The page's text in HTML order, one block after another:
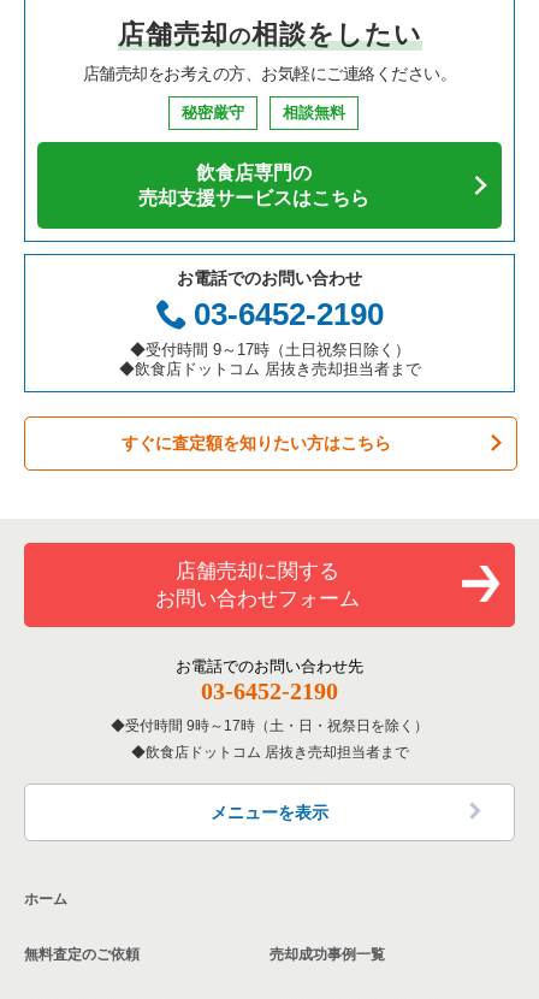
焼肉の居抜き売却物件の案件一覧
鉄板焼き・お好み焼の居抜き売却物件の案件一覧
カフェの居抜き売却物件の案件一覧
テイクアウトの居抜き売却物件の案件一覧
お弁当・惣菜・デリの居抜き売却物件の案件一覧
カラオケ・パブ・スナックの居抜き売却物件の案件一覧
バーの居抜き売却物件の案件一覧
居酒屋・ダイニングバーの居抜き売却物件の案件一覧
洋食の居抜き売却物件の案件一覧
その他の居抜き売却物件の案件一覧
大阪府の飲食店の居抜き売却物件の案件一覧
兵庫県の飲食店の居抜き売却物件の案件一覧
愛知県の飲食店の居抜き売却物件の案件一覧
岐阜県の飲食店の居抜き売却物件の案件一覧
三重県の飲食店の居抜き売却物件の案件一覧
堺市中区の飲食店の居抜き売却物件の案件一覧
大阪市西区の飲食店の居抜き売却物件の案件一覧
大阪市福島区の飲食店の居抜き売却物件の案件一覧
豊中市の飲食店の居抜き売却物件の案件一覧
大阪市都島区の飲食店の居抜き売却物件の案件一覧
大阪市阿倍野区の飲食店の居抜き売却物件の案件一覧
東大阪市の飲食店の居抜き売却物件の案件一覧
吹田市の飲食店の居抜き売却物件の案件一覧
大阪市東住吉区の飲食店の居抜き売却物件の案件一覧
門真市の飲食店の居抜き売却物件の案件一覧
大阪市天王寺区の飲食店の居抜き売却物件の案件一覧
高石市の飲食店の居抜き売却物件の案件一覧
大阪市鶴見区の飲食店の居抜き売却物件の案件一覧
大阪府の中華の居抜き売却物件の案件一覧
大阪府のそば・うどんの居抜き売却物件の案件一覧
大阪府の焼肉の居抜き売却物件の案件一覧
大阪府の鉄板焼き・お好み焼の居抜き売却物件の案件一覧
大阪府のアジア料理の居抜き売却物件の案件一覧
大阪府のカフェの居抜き売却物件の案件一覧
大阪府のテイクアウトの居抜き売却物件の案件一覧
大阪府のお弁当・惣菜・デリの居抜き売却物件の案件一覧
大阪府のバーの居抜き売却物件の案件一覧
大阪府の居酒屋・ダイニングバーの居抜き売却物件の案件一覧
大阪府の和食の居抜き売却物件の案件一覧
大阪府の洋食の居抜き売却物件の案件一覧
大阪府のその他の居抜き売却物件の案件一覧
大阪市平野区のその他の居抜き売却物件の案件一覧
店舗売却の相談をしたい
店舗売却をお考えの方、お気軽にご連絡ください。
秘密厳守 相談無料
飲食店専門の
売却支援サービスはこちら
お電話でのお問い合わせ
03-6452-2190
◆受付時間 9～17時（土日祝祭日除く）
◆飲食店ドットコム 居抜き売却担当者まで
すぐに査定額を知りたい方はこちら
店舗売却に関する
お問い合わせフォーム
お電話でのお問い合わせ先
03-6452-2190
受付時間 9時～17時（土・日・祝祭日を除く）
飲食店ドットコム 居抜き売却担当者まで
メニューを表示
ホーム
無料査定のご依頼 売却成功事例一覧